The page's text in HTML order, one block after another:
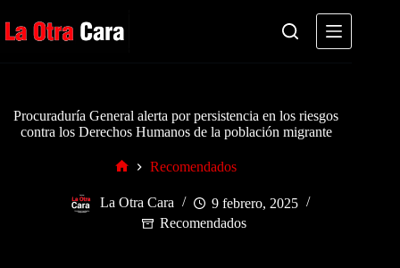
al
contenido
Procuraduría General alerta por persistencia en los riesgos
contra los Derechos Humanos de la población migrante
Recomendados
La Otra Cara
9 febrero, 2025
Recomendados